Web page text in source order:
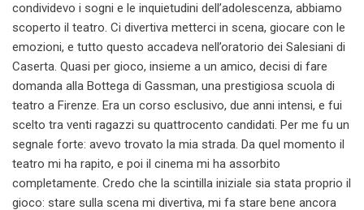
condividevo i sogni e le inquietudini dell’adolescenza, abbiamo
scoperto il teatro. Ci divertiva metterci in scena, giocare con le
emozioni, e tutto questo accadeva nell’oratorio dei Salesiani di
Caserta. Quasi per gioco, insieme a un amico, decisi di fare
domanda alla Bottega di Gassman, una prestigiosa scuola di
teatro a Firenze. Era un corso esclusivo, due anni intensi, e fui
scelto tra venti ragazzi su quattrocento candidati. Per me fu un
segnale forte: avevo trovato la mia strada. Da quel momento il
teatro mi ha rapito, e poi il cinema mi ha assorbito
completamente. Credo che la scintilla iniziale sia stata proprio il
gioco: stare sulla scena mi divertiva, mi fa stare bene ancora